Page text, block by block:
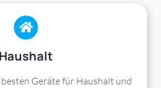
Haushalt
Geräte für Haushalt und